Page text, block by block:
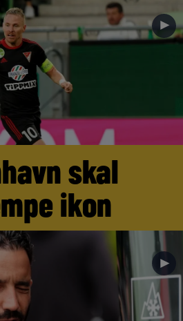
►
skal
ikon
►